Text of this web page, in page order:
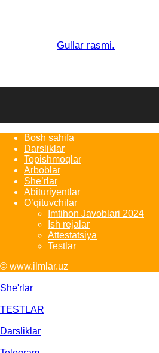
Gullar rasmi.
Bosh sahifa
Darsliklar
Topishmoqlar
Arboblar
She’rlar
Abituriyentlar
O’qituvchilar
Imtihon Javoblari 2024
Ish rejalar
Attestatsiya
Testlar
© www.ilmlar.uz
She'rlar
TESTLAR
Darsliklar